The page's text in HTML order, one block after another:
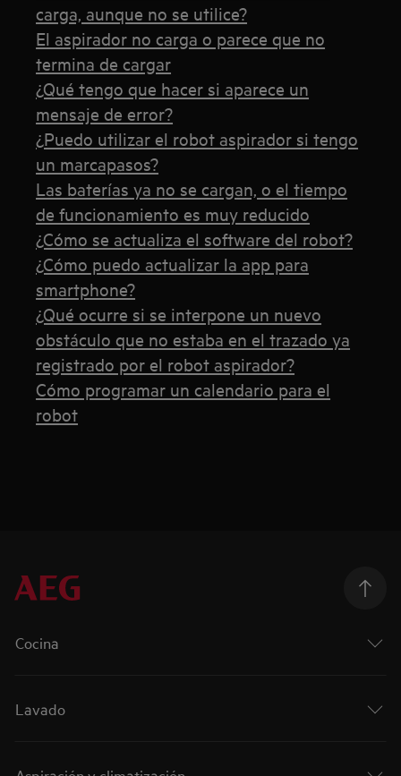
carga, aunque no se utilice?
El aspirador no carga o parece que no
termina de cargar
¿Qué tengo que hacer si aparece un
mensaje de error?
¿Puedo utilizar el robot aspirador si tengo
un marcapasos?
Las baterías ya no se cargan, o el tiempo
de funcionamiento es muy reducido
¿Cómo se actualiza el software del robot?
¿Cómo puedo actualizar la app para
smartphone?
¿Qué ocurre si se interpone un nuevo
obstáculo que no estaba en el trazado ya
registrado por el robot aspirador?
Cómo programar un calendario para el
robot
Cocina
Lavado